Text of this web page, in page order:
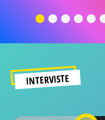
significato
INTERVISTE